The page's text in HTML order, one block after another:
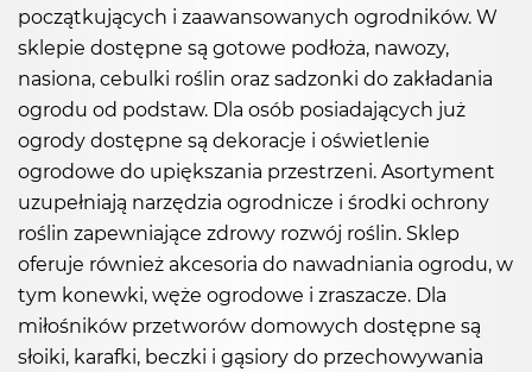
początkujących i zaawansowanych ogrodników. W
sklepie dostępne są gotowe podłoża, nawozy,
nasiona, cebulki roślin oraz sadzonki do zakładania
ogrodu od podstaw. Dla osób posiadających już
ogrody dostępne są dekoracje i oświetlenie
ogrodowe do upiększania przestrzeni. Asortyment
uzupełniają narzędzia ogrodnicze i środki ochrony
roślin zapewniające zdrowy rozwój roślin. Sklep
oferuje również akcesoria do nawadniania ogrodu, w
tym konewki, węże ogrodowe i zraszacze. Dla
miłośników przetworów domowych dostępne są
słoiki, karafki, beczki i gąsiory do przechowywania